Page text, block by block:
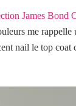
James Bond
me
nail le top coat